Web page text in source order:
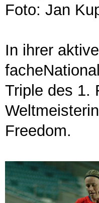
Foto: Jan
In ihrer
Triple des 1.
Freedom.